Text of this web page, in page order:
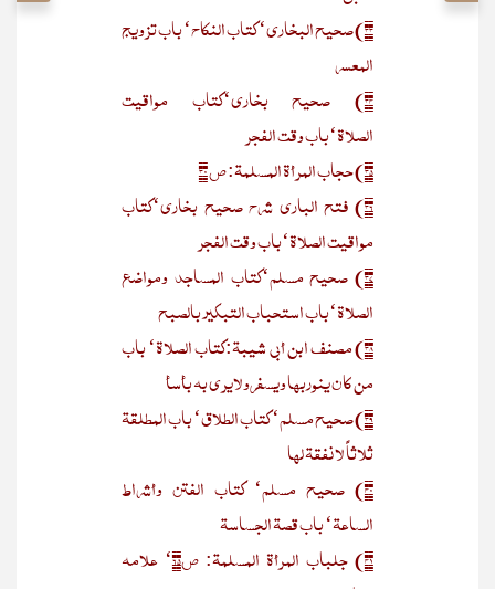
۳۳) صحیح البخاری‘ کتاب النکاح‘ باب تزویج
المعسر
۳۴) صحیح بخاری‘کتاب مواقیت
الصلاۃ‘باب وقت الفجر
۳۵) حجاب المرأۃ المسلمۃ: ص ۳۰
۳۶) فتح الباری شرح صحیح بخاری‘کتاب
مواقیت الصلاۃ‘باب وقت الفجر
۳۷) صحیح مسلم‘کتاب المساجد ومواضع
الصلاۃ‘باب استحباب التبکیر بالصبح
۳۸) مصنف ابن أبی شیبۃ:کتاب الصلاۃ‘ باب
من کان ینوربھا ویسفرولایری بہ بأسأ
۳۹) صحیح مسلم‘ کتاب الطلاق‘ باب المطلقۃ
ثلاثاً لا نفقۃ لھا
۴۰) صحیح مسلم‘ کتاب الفتن وأشراط
الساعۃ‘ باب قصۃ الجساسۃ
۴۱) جلباب المرأۃ المسلمۃ: ص۶۵‘ علامہ